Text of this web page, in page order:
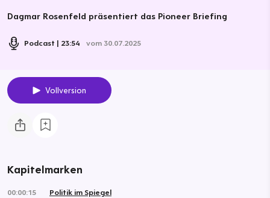
Dagmar Rosenfeld präsentiert das Pioneer Briefing
Podcast 23:54 vom 30.07.2025
Vollversion
Kapitelmarken
00:00:15
Politik im Spiegel